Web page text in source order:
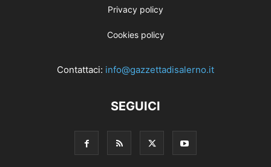
Privacy policy
Cookies policy
Contattaci: info@gazzettadisalerno.it
SEGUICI